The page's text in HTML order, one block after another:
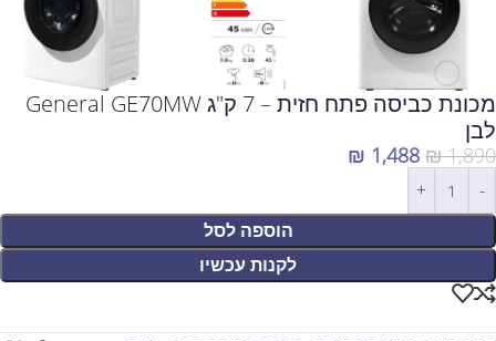
מכונת כביסה פתח חזית – 7 ק"ג General GE70MW
לבן
₪1,890
₪ 1,488
הוספה לסל
לקנות עכשיו